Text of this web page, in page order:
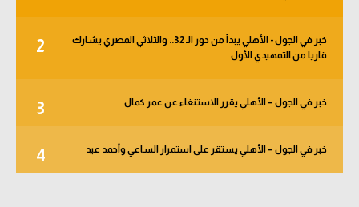
2
خبر في الجول - الأهلي يبدأ من دور الـ 32.. والثلاثي المصري يشارك
قاريا من التمهيدي الأول
3 خبر في الجول – الأهلي يقرر الاستنغاء عن عمر كمال
4 خبر في الجول – الأهلي يستقر على استمرار الساعي وأحمد عيد